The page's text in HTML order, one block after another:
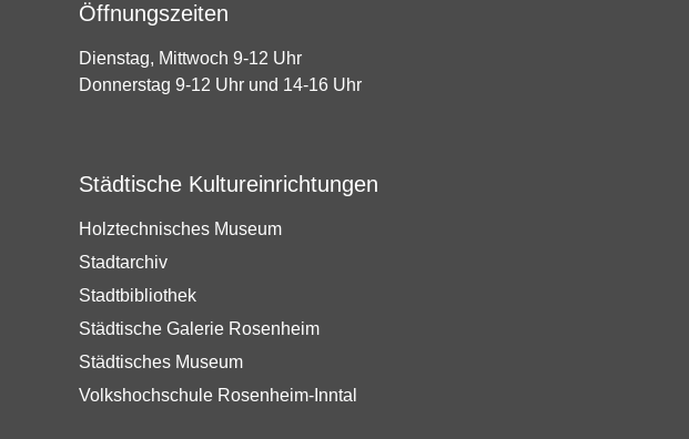
Öffnungszeiten
Dienstag, Mittwoch 9-12 Uhr
Donnerstag 9-12 Uhr und 14-16 Uhr
Städtische Kultureinrichtungen
Holztechnisches Museum
Stadtarchiv
Stadtbibliothek
Städtische Galerie Rosenheim
Städtisches Museum
Volkshochschule Rosenheim-Inntal